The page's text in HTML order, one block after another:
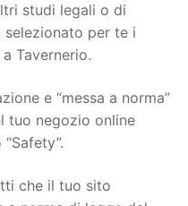
studi legali o di
per te i
Tavernerio.
e “messa a norma”
tuo negozio online
che il tuo sito